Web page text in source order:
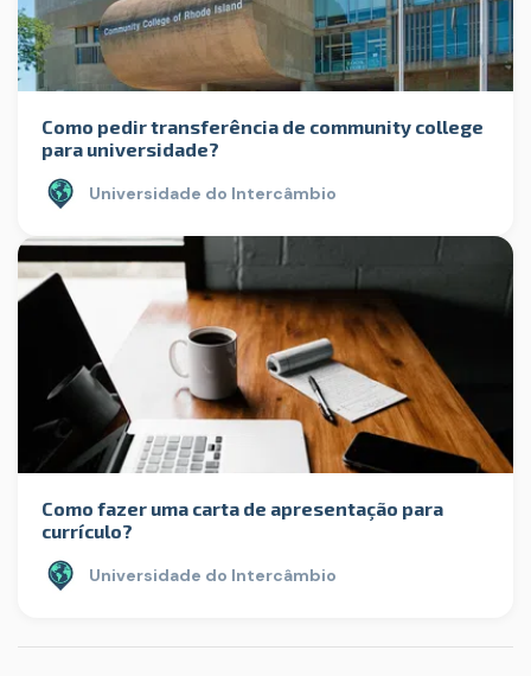
Como pedir transferência de community college
para universidade?
Universidade do Intercâmbio
Como fazer uma carta de apresentação para
currículo?
Universidade do Intercâmbio